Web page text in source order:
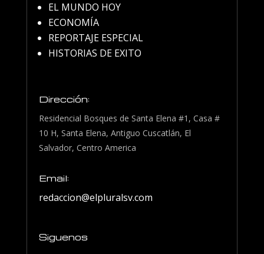
EL MUNDO HOY
ECONOMÍA
REPORTAJE ESPECIAL
HISTORIAS DE EXITO
Dirección:
Residencial Bosques de Santa Elena #1, Casa #
10 H, Santa Elena, Antiguo Cuscatlán, El
Salvador, Centro America
Email:
redaccion@elpluralsv.com
Siguenos